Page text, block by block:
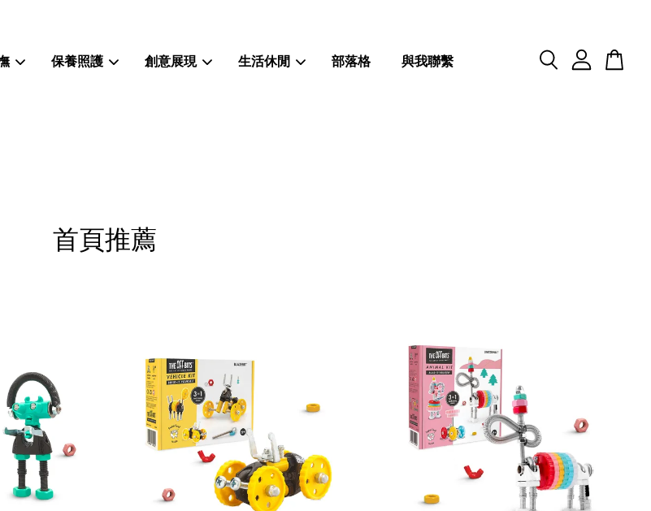
保養照護 創意展現 生活休閒 部落格 與我聯繫
首頁推薦